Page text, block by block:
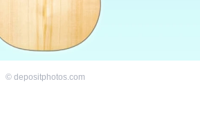
© depositphotos.com